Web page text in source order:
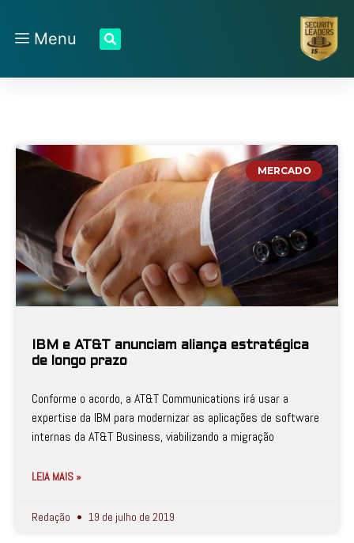
Menu
MERCADO
IBM e AT&T anunciam aliança estratégica
de longo prazo
Conforme o acordo, a AT&T Communications irá usar a
expertise da IBM para modernizar as aplicações de software
internas da AT&T Business, viabilizando a migração
LEIA MAIS »
Redação 19 de julho de 2019